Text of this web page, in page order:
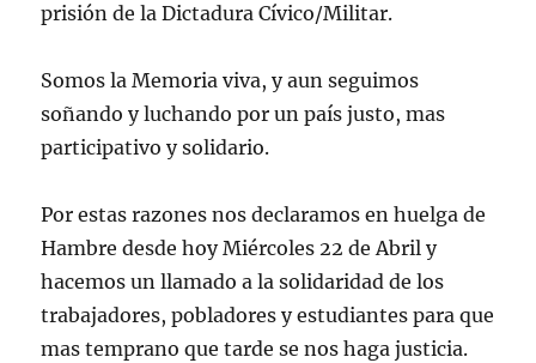
prisión de la Dictadura Cívico/Militar.
Somos la Memoria viva, y aun seguimos
soñando y luchando por un país justo, mas
participativo y solidario.
Por estas razones nos declaramos en huelga de
Hambre desde hoy Miércoles 22 de Abril y
hacemos un llamado a la solidaridad de los
trabajadores, pobladores y estudiantes para que
mas temprano que tarde se nos haga justicia.